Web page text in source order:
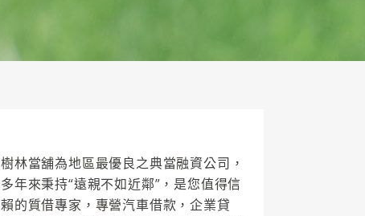
樹林當舖為地區最優良之典當融資公司，
多年來秉持“遠親不如近鄰”，是您值得信
賴的質借專家，專營汽車借款，企業貸